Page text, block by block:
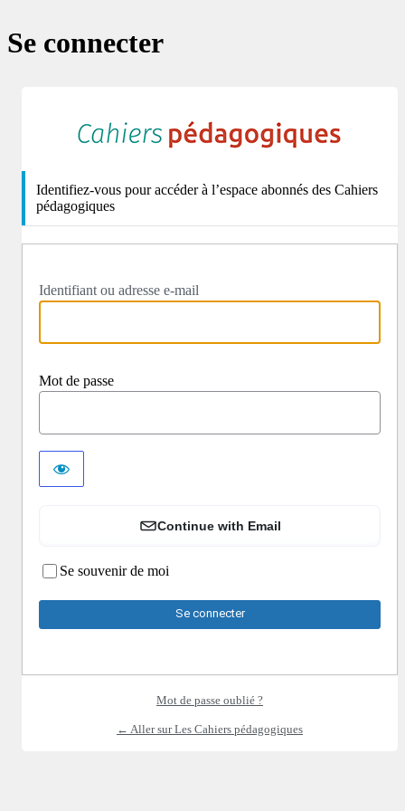
Se connecter
Identifiez-vous pour accéder à l’espace abonnés des Cahiers
pédagogiques
Identifiant ou adresse e-mail
Mot de passe
Continue with Email
Se souvenir de moi
Mot de passe oublié ?
← Aller sur Les Cahiers pédagogiques